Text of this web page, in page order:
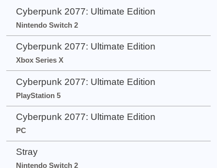
Cyberpunk 2077: Ultimate Edition
Nintendo Switch 2
Cyberpunk 2077: Ultimate Edition
Xbox Series X
Cyberpunk 2077: Ultimate Edition
PlayStation 5
Cyberpunk 2077: Ultimate Edition
PC
Stray
Nintendo Switch 2